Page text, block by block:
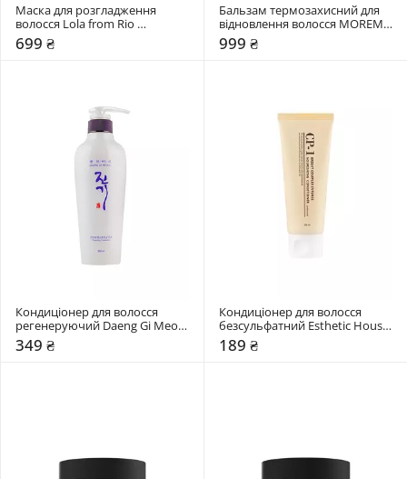
Маска для розгладження
волосся Lola from Rio
Xapadinha
699 ₴
Бальзам термозахисний для
відновлення волосся MOREMO
Recovery Balm B (RE)
999 ₴
Кондиціонер для волосся
регенеруючий Daeng Gi Meo
Ri Vitalizing Treatment
349 ₴
Кондиціонер для волосся
безсульфатний Esthetic House
Cp-1 bright complex з
протеїнами та колагеном*
189 ₴